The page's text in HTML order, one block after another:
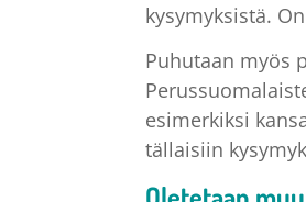
kysymyksistä.
Puhutaan myös
esimerkiksi
tällaisiin